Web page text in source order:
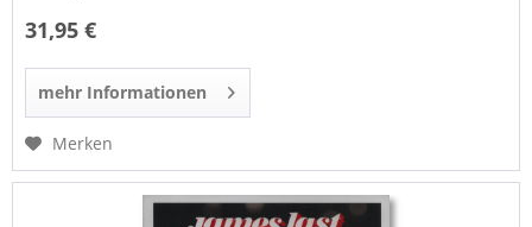
31,95 €
mehr Informationen
Merken